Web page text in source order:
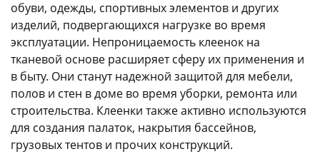
обуви, одежды, спортивных элементов и других
изделий, подвергающихся нагрузке во время
эксплуатации. Непроницаемость клеенок на
тканевой основе расширяет сферу их применения и
в быту. Они станут надежной защитой для мебели,
полов и стен в доме во время уборки, ремонта или
строительства. Клеенки также активно используются
для создания палаток, накрытия бассейнов,
грузовых тентов и прочих конструкций.
раз в 2 недели